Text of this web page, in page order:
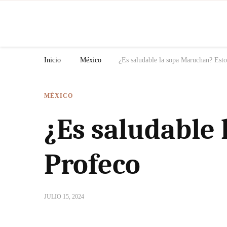
Inicio México ¿Es saludable la sopa Maruchan?
MÉXICO
¿Es saludable
Profeco
JULIO 15, 2024